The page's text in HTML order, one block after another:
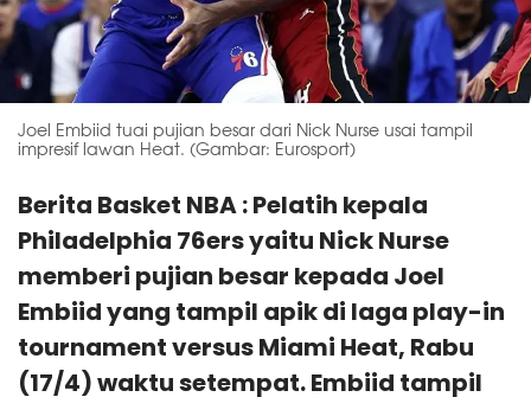
Joel Embiid tuai pujian besar dari Nick Nurse usai tampil
impresif lawan Heat. (Gambar: Eurosport)
Berita Basket NBA : Pelatih kepala
Philadelphia 76ers yaitu Nick Nurse
memberi pujian besar kepada Joel
Embiid yang tampil apik di laga play-in
tournament versus Miami Heat, Rabu
(17/4) waktu setempat. Embiid tampil